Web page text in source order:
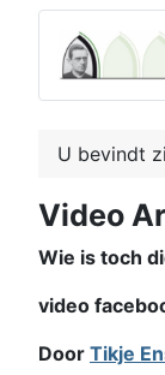
U bevindt
Video
Wie is toch
video
Door Tikje